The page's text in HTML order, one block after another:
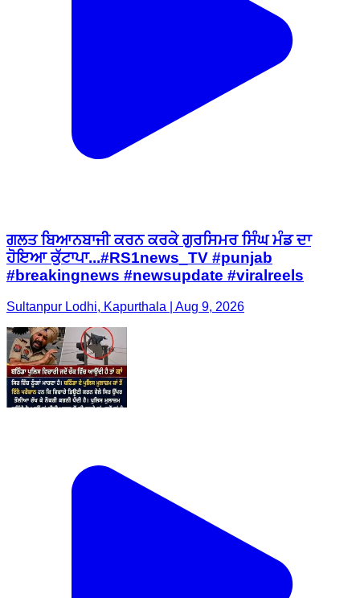
ਗਲਤ ਬਿਆਨਬਾਜੀ ਕਰਨ ਕਰਕੇ ਗੁਰਸਿਮਰ ਸਿੰਘ ਮੰਡ ਦਾ
ਹੋਇਆ ਕੁੱਟਾਪਾ...#RS1news_TV #punjab
#breakingnews #newsupdate #viralreels
Sultanpur Lodhi, Kapurthala | Aug 9, 2026